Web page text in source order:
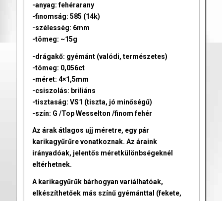
-anyag: fehérarany
-finomság: 585 (14k)
-szélesség: 6mm
-tömeg: ~15g
-drágakő: gyémánt (valódi, természetes)
-tömeg: 0,056ct
-méret: 4×1,5mm
-csiszolás: briliáns
-tisztaság: VS1 (tiszta, jó minőségű)
-szín: G /Top Wesselton /finom fehér
Az árak átlagos ujj méretre, egy pár
karikagyűrűre vonatkoznak. Az áraink
irányadóak, jelentős méretkülönbségeknél
eltérhetnek.
A karikagyűrűk bárhogyan variálhatóak,
elkészíthetőek más színű gyémánttal (fekete,